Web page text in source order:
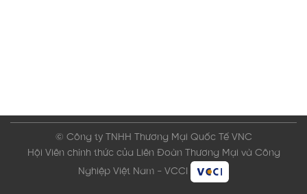
© Công ty TNHH Thương Mại Quốc Tế VNC
Hội Viên chính thức của Liên Đoàn Thương Mại và Công
Nghiệp Việt Nam - VCCI